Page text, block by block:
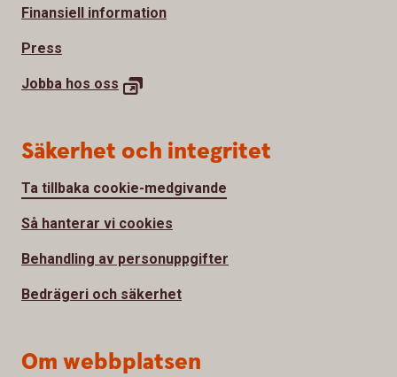
Finansiell information
Press
Jobba hos oss
Säkerhet och integritet
Ta tillbaka cookie-medgivande
Så hanterar vi cookies
Behandling av personuppgifter
Bedrägeri och säkerhet
Om webbplatsen